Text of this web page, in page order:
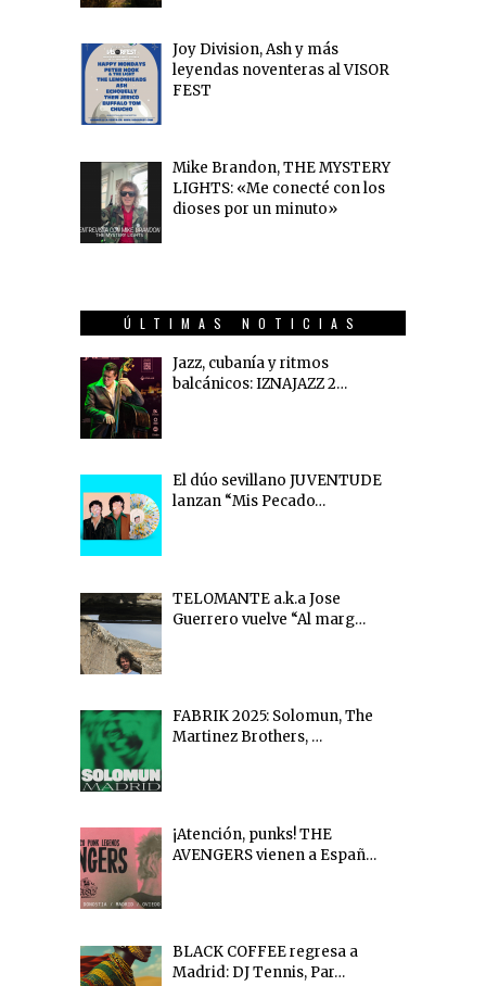
Joy Division, Ash y más
leyendas noventeras al VISOR
FEST
Mike Brandon, THE MYSTERY
LIGHTS: «Me conecté con los
dioses por un minuto»
ÚLTIMAS NOTICIAS
Jazz, cubanía y ritmos
balcánicos: IZNAJAZZ 2…
El dúo sevillano JUVENTUDE
lanzan “Mis Pecado…
TELOMANTE a.k.a Jose
Guerrero vuelve “Al marg…
FABRIK 2025: Solomun, The
Martinez Brothers, …
¡Atención, punks! THE
AVENGERS vienen a Españ…
BLACK COFFEE regresa a
Madrid: DJ Tennis, Par…